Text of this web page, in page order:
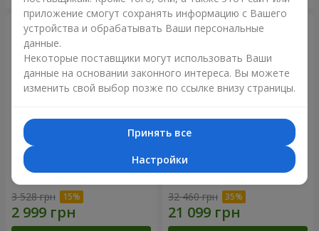
Корзина альстромерий
"Акварель"
3 528 грн
301 красная роза
32 460 грн
приложение смогут сохранять информацию с Вашего
устройства и обрабатывать Ваши персональные
данные.
Некоторые поставщики могут использовать Ваши
данные на основании законного интереса. Вы можете
изменить свой выбор позже по ссылке внизу страницы.
Принять все
Настройки